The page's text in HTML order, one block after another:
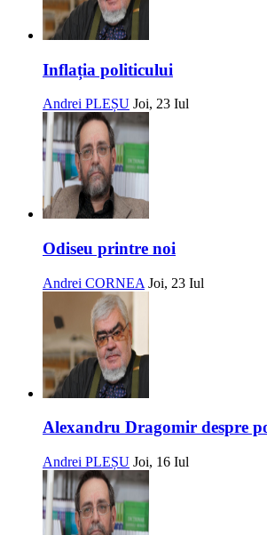
Inflația politicului
Andrei PLEȘU Joi, 23 Iul
Odiseu printre noi
Andrei CORNEA Joi, 23 Iul
Alexandru Dragomir despre
Andrei PLEȘU Joi, 16 Iul